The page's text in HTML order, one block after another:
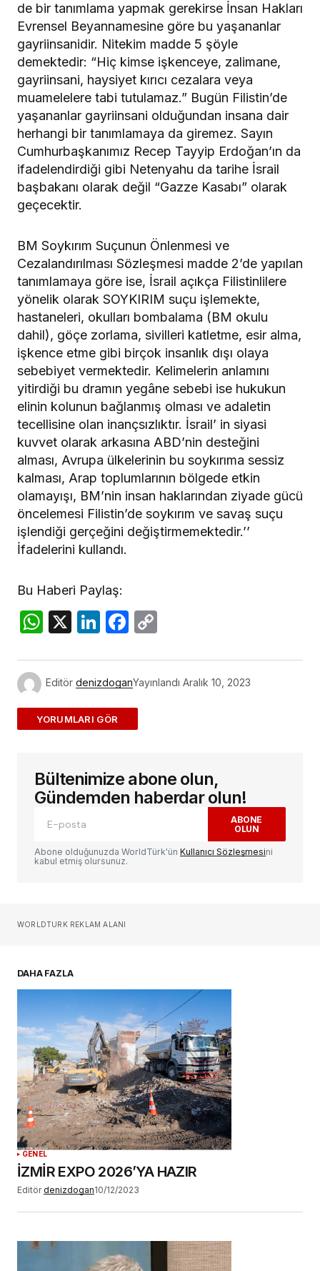
de bir tanımlama yapmak gerekirse İnsan Hakları
Evrensel Beyannamesine göre bu yaşananlar
gayriinsanidir. Nitekim madde 5 şöyle
demektedir: “Hiç kimse işkenceye, zalimane,
gayriinsani, haysiyet kırıcı cezalara veya
muamelelere tabi tutulamaz.” Bugün Filistin’de
yaşananlar gayriinsani olduğundan insana dair
herhangi bir tanımlamaya da giremez. Sayın
Cumhurbaşkanımız Recep Tayyip Erdoğan’ın da
ifadelendirdiği gibi Netenyahu da tarihe İsrail
başbakanı olarak değil “Gazze Kasabı” olarak
geçecektir.
BM Soykırım Suçunun Önlenmesi ve
Cezalandırılması Sözleşmesi madde 2’de yapılan
tanımlamaya göre ise, İsrail açıkça Filistinlilere
yönelik olarak SOYKIRIM suçu işlemekte,
hastaneleri, okulları bombalama (BM okulu
dahil), göçe zorlama, sivilleri katletme, esir alma,
işkence etme gibi birçok insanlık dışı olaya
sebebiyet vermektedir. Kelimelerin anlamını
yitirdiği bu dramın yegâne sebebi ise hukukun
elinin kolunun bağlanmış olması ve adaletin
tecellisine olan inançsızlıktır. İsrail’ in siyasi
kuvvet olarak arkasına ABD’nin desteğini
alması, Avrupa ülkelerinin bu soykırıma sessiz
kalması, Arap toplumlarının bölgede etkin
olamayışı, BM’nin insan haklarından ziyade gücü
öncelemesi Filistin’de soykırım ve savaş suçu
işlendiği gerçeğini değiştirmemektedir.’’
İfadelerini kullandı.
Bu Haberi Paylaş:
WhatsApp
X LinkedIn
Facebook
Editör denizdoganYayınlandı Aralık 10, 2023
ADD A COMMENT
E-posta adresiniz yayınlanmayacak.
alanlar*ile işaretlenmişlerdir
Yorum
Sizin adınız*
Daha sonraki yorumlarımda kullanılması için
adım, e-posta adresim ve site adresim bu
tarayıcıya kaydedilsin.
YORUM GÖNDER
Bültenimize abone olun,
Gündemden haberdar olun!
ABONE
OLUN
Abone olduğunuzda WorldTürk'ün Kullanıcı Sözleşmesini
kabul etmiş olursunuz.
WORLDTURK REKLAM ALANI
DAHA FAZLA
GENEL
İZMİR EXPO 2026’YA HAZIR
Editör denizdogan10/12/2023